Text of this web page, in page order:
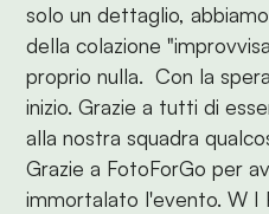
solo un dettaglio,
della colazione
proprio nulla. Con la
inizio. Grazie a tutti di
alla nostra squadra
Grazie a FotoForGo per
immortalato l'evento. W I